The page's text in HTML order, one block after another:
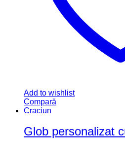
Add to wishlist
Compară
Craciun
Glob personalizat